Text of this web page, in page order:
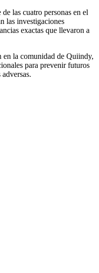
las cuatro personas en el
las investigaciones
exactas que llevaron a
en la comunidad de Quiindy,
para prevenir futuros